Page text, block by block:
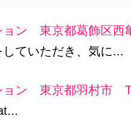
ョン 東京都葛飾区
ていただき、気に...
ョン 東京都羽村市